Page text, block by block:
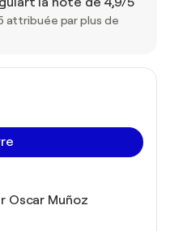
attribuée par plus de
Oscar Muñoz